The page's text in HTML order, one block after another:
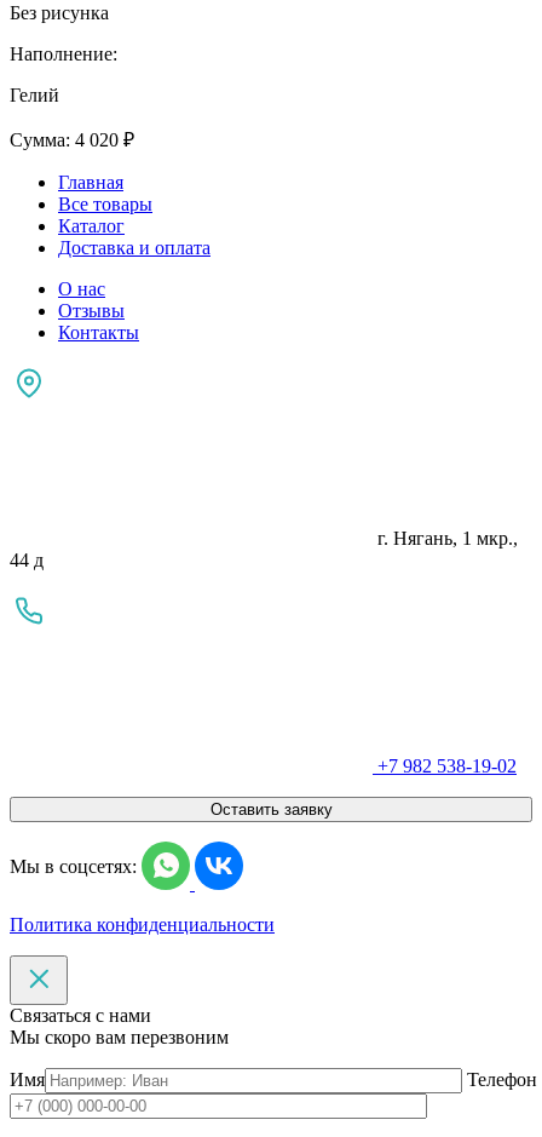
Без рисунка
Наполнение:
Гелий
Сумма: 4 020 ₽
Главная
Все товары
Каталог
Доставка и оплата
О нас
Отзывы
Контакты
г. Нягань, 1 мкр.,
44 д
+7 982 538-19-02
Оставить заявку
Мы в соцсетях:
Политика конфиденциальности
Связаться с нами
Мы скоро вам перезвоним
Имя Телефон